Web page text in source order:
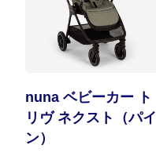
nuna ベビーカー ト
リヴ ネクスト（パイ
ン）